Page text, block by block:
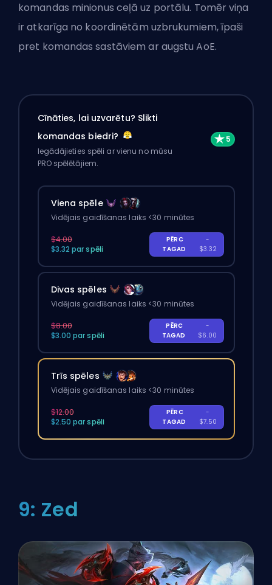
komandas minionus ceļā uz portālu. Tomēr viņa
ir atkarīga no koordinētām uzbrukumiem, īpaši
pret komandas sastāviem ar augstu AoE.
Cīnāties, lai uzvarētu? Slikti
komandas biedri?
Iegādājieties spēli ar vienu no mūsu
PRO spēlētājiem.
Viena spēle
Vidējais gaidīšanas laiks <30 minūtes
$4.00
$3.32 par spēli
PĒRC
TAGAD
-
$3.32
Divas spēles
Vidējais gaidīšanas laiks <30 minūtes
$8.00
$3.00 par spēli
PĒRC
TAGAD
-
$6.00
Trīs spēles
Vidējais gaidīšanas laiks <30 minūtes
$12.00
$2.50 par spēli
PĒRC
TAGAD
-
$7.50
9: Zed